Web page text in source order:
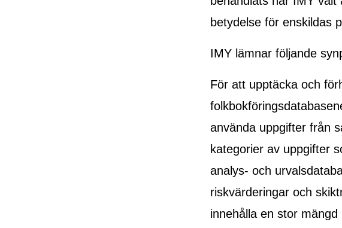
betydelse för enskildas
IMY lämnar följande
För att upptäcka och
använda uppgifter från
kategorier av uppgifter
analys- och
riskvärderingar och
innehålla en stor